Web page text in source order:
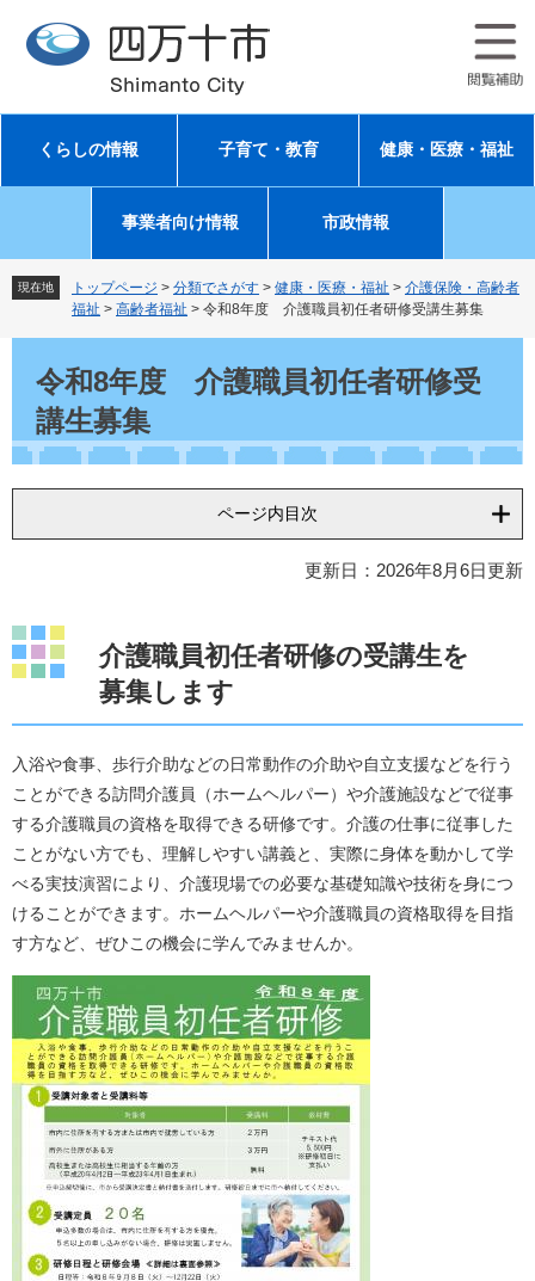
先
す
を
し
文
くらしの情報 子育て・教育 健康・医療・福祉
事業者向け情報 市政情報
現在地 トップページ > 分類でさがす > 健康・医療・福祉 > 介護保険・高齢者
福祉 > 高齢者福祉 > 令和8年度 介護職員初任者研修受講生募集
令和8年度 介護職員初任者研修受
講生募集
ページ内目次
更新日：2026年8月6日更新
​介護職員初任者研修の受講生を
募集します
入浴や食事、歩行介助などの日常動作の介助や自立支援などを行う
ことができる訪問介護員（ホームヘルパー）や介護施設などで従事
する介護職員の資格を取得できる研修です。介護の仕事に従事した
ことがない方でも、理解しやすい講義と、実際に身体を動かして学
べる実技演習により、介護現場での必要な基礎知識や技術を身につ
けることができます。ホームヘルパーや介護職員の資格取得を目指
す方など、ぜひこの機会に学んでみませんか。